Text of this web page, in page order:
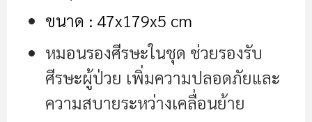
ขนาด : 47x179x5 cm
หมอนรองศีรษะในชุด ช่วยรองรับ
ศีรษะผู้ป่วย เพิ่มความปลอดภัยและ
ความสบายระหว่างเคลื่อนย้าย